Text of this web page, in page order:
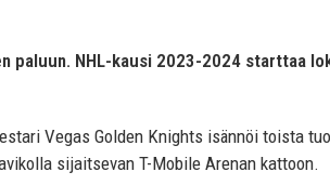
NHL-kausi 2023-2024 starttaa
Vegas Golden Knights isännöi toista
sijaitsevan T-Mobile Arenan kattoon.